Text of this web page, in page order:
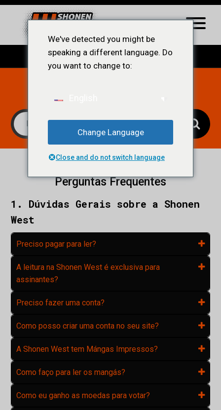
Perguntas Frequentes
1. Dúvidas Gerais sobre a Shonen
West
Preciso pagar para ler?
A leitura na Shonen West é exclusiva para
assinantes?
Preciso fazer uma conta?
Como posso criar uma conta no seu site?
A Shonen West tem Mángas Impressos?
Como faço para ler os mangás?
Como eu ganho as moedas para votar?
We've detected you might be
speaking a different language. Do
you want to change to:
Change Language
Close and do not switch language